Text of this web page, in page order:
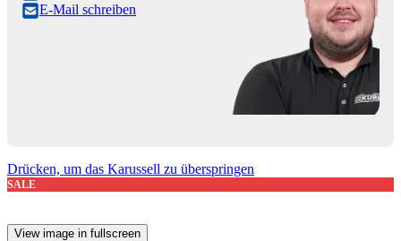
E-Mail schreiben
Drücken, um das Karussell zu überspringen
SALE
View image in fullscreen